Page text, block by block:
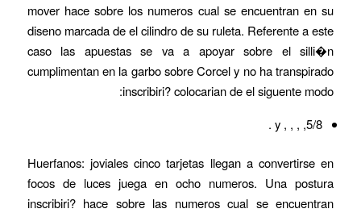
mover hace sobre los numeros cual se encuentran en su
diseno marcada de el cilindro de su ruleta. Referente a este
caso las apuestas se va a apoyar sobre el silli�n
cumplimentan en la garbo sobre Corcel y no ha transpirado
inscribiri? colocarian de el siguente modo:
5/8, , , , y .
Huerfanos: joviales cinco tarjetas llegan a convertirse en
focos de luces juega en ocho numeros. Una postura
inscribiri? hace sobre las numeros cual se encuentran